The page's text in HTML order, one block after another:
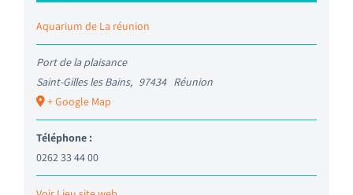
Aquarium de La réunion
Port de la plaisance
Saint-Gilles les Bains, 97434 Réunion
+ Google Map
Téléphone :
0262 33 44 00